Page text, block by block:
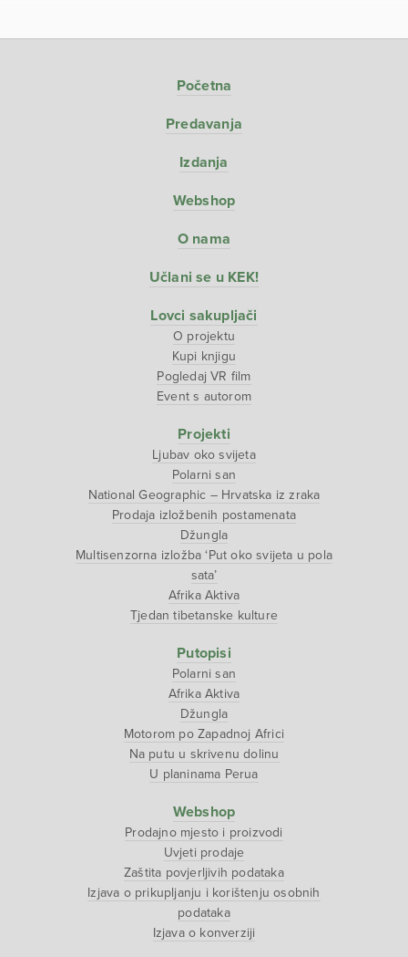
Početna
Predavanja
Izdanja
Webshop
O nama
Učlani se u KEK!
Lovci sakupljači
O projektu
Kupi knjigu
Pogledaj VR film
Event s autorom
Projekti
Ljubav oko svijeta
Polarni san
National Geographic – Hrvatska iz zraka
Prodaja izložbenih postamenata
Džungla
Multisenzorna izložba ‘Put oko svijeta u pola
sata’
Afrika Aktiva
Tjedan tibetanske kulture
Putopisi
Polarni san
Afrika Aktiva
Džungla
Motorom po Zapadnoj Africi
Na putu u skrivenu dolinu
U planinama Perua
Webshop
Prodajno mjesto i proizvodi
Uvjeti prodaje
Zaštita povjerljivih podataka
Izjava o prikupljanju i korištenju osobnih
podataka
Izjava o konverziji